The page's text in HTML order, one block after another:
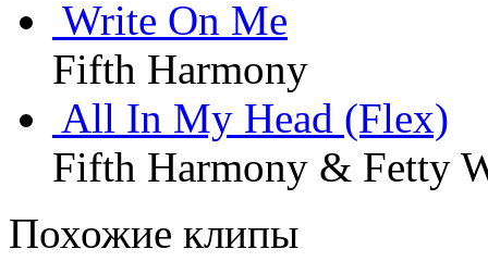
Write On Me
Fifth Harmony
All In My Head (Flex)
Fifth Harmony & Fetty
Похожие клипы